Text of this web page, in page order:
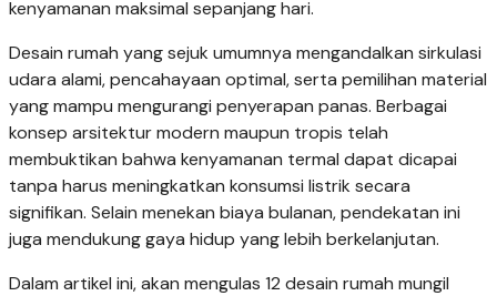
kenyamanan maksimal sepanjang hari.
Desain rumah yang sejuk umumnya mengandalkan sirkulasi
udara alami, pencahayaan optimal, serta pemilihan material
yang mampu mengurangi penyerapan panas. Berbagai
konsep arsitektur modern maupun tropis telah
membuktikan bahwa kenyamanan termal dapat dicapai
tanpa harus meningkatkan konsumsi listrik secara
signifikan. Selain menekan biaya bulanan, pendekatan ini
juga mendukung gaya hidup yang lebih berkelanjutan.
Dalam artikel ini, akan mengulas 12 desain rumah mungil